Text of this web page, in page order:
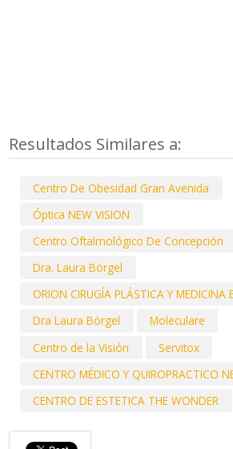
Resultados Similares a:
Centro De Obesidad Gran Avenida
Óptica NEW VISION
Centro Oftalmológico De Concepción
Dra. Laura Börgel
ORION CIRUGÍA PLÁSTICA Y MEDICINA
Dra Laura Börgel
Moleculare
Centro de la Visión
Servitox
CENTRO MÉDICO Y QUIROPRACTICO
CENTRO DE ESTETICA THE WONDER